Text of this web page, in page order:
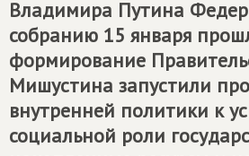
Владимира Путина
собранию 15 января
формирование
Мишустина запустили
внутренней политики к
социальной роли